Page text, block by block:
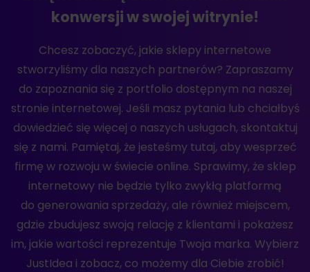
konwersji w swojej witrynie!
Chcesz zobaczyć, jakie sklepy internetowe
stworzyliśmy dla naszych partnerów? Zapraszamy
do zapoznania się z portfolio dostępnym na naszej
stronie internetowej. Jeśli masz pytania lub chciałbyś
dowiedzieć się więcej o naszych usługach, skontaktuj
się z nami. Pamiętaj, że jesteśmy tutaj, aby wesprzeć
firmę w rozwoju w świecie online. Sprawimy, że sklep
internetowy nie będzie tylko zwykłą platformą
do generowania sprzedaży, ale również miejscem,
gdzie zbudujesz swoją relację z klientami i pokażesz
im, jakie wartości reprezentuje Twoja marka. Wybierz
JustIdea i zobacz, co możemy dla Ciebie zrobić!